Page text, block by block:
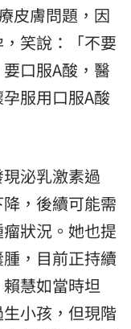
皮膚問題，因
笑說：「不要
口服A酸，醫
服用口服A酸
泌乳激素過
，後續可能需
狀況。她也提
，目前正持續
慧如當時坦
小孩，但現階